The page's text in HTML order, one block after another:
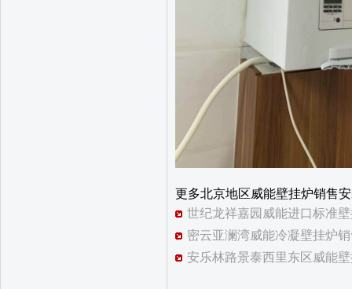
更多北京地区威能壁挂炉销售
世纪龙祥嘉园威能进口标准
密云亚澜湾威能冷凝壁挂炉
安乐林路景泰西里东区威能